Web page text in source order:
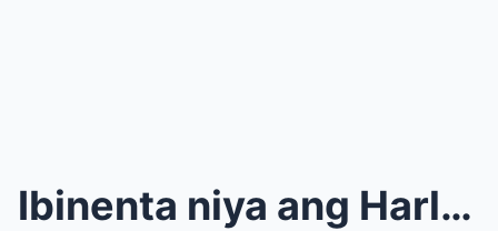
Ibinenta niya ang Harley niya para sa gamot ng apo...